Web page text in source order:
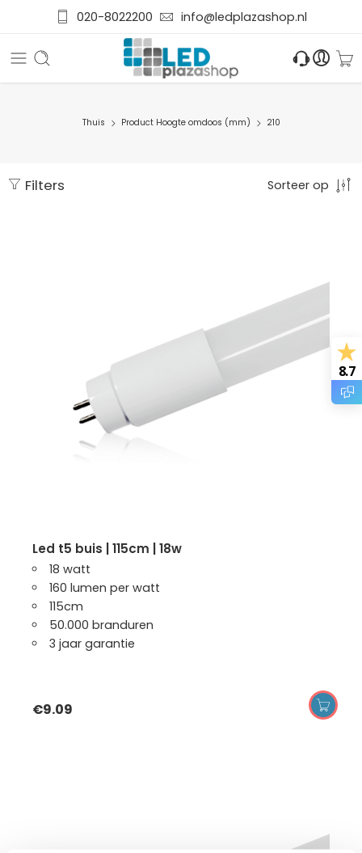
020-8022200 info@ledplazashop.nl
Thuis Product Hoogte omdoos (mm) 210
Filters Sorteer op
led t5 buis | 115cm | 18w
18 watt
160 lumen per watt
115cm
50.000 branduren
3 jaar garantie
€9.09
8.7